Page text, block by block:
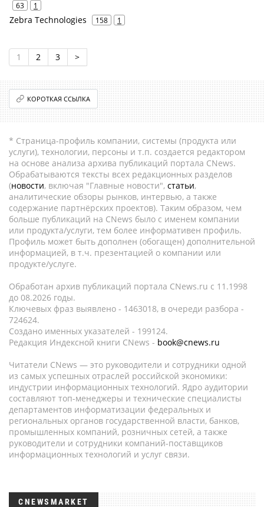
63 1
Zebra Technologies 158 1
1 2 3 >
КОРОТКАЯ ССЫЛКА
* Страница-профиль компании, системы (продукта или
услуги), технологии, персоны и т.п. создается редактором
на основе анализа архива публикаций портала CNews.
Обрабатываются тексты всех редакционных разделов
(новости, включая "Главные новости", статьи,
аналитические обзоры рынков, интервью, а также
содержание партнёрских проектов). Таким образом, чем
больше публикаций на CNews было с именем компании
или продукта/услуги, тем более информативен профиль.
Профиль может быть дополнен (обогащен) дополнительной
информацией, в т.ч. презентацией о компании или
продукте/услуге.
Обработан архив публикаций портала CNews.ru c 11.1998
до 08.2026 годы.
Ключевых фраз выявлено - 1463018, в очереди разбора -
724624.
Создано именных указателей - 199124.
Редакция Индексной книги CNews - book@cnews.ru
Читатели CNews — это руководители и сотрудники одной
из самых успешных отраслей российской экономики:
индустрии информационных технологий. Ядро аудитории
составляют топ-менеджеры и технические специалисты
департаментов информатизации федеральных и
региональных органов государственной власти, банков,
промышленных компаний, розничных сетей, а также
руководители и сотрудники компаний-поставщиков
информационных технологий и услуг связи.
CNEWSMARKET